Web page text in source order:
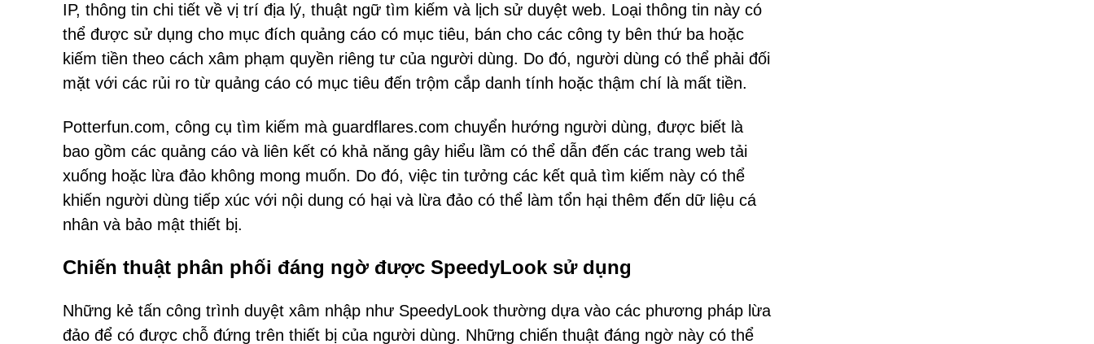
IP, thông tin chi tiết về vị trí địa lý, thuật ngữ tìm kiếm và lịch sử duyệt web. Loại thông tin này có
thể được sử dụng cho mục đích quảng cáo có mục tiêu, bán cho các công ty bên thứ ba hoặc
kiếm tiền theo cách xâm phạm quyền riêng tư của người dùng. Do đó, người dùng có thể phải đối
mặt với các rủi ro từ quảng cáo có mục tiêu đến trộm cắp danh tính hoặc thậm chí là mất tiền.
Potterfun.com, công cụ tìm kiếm mà guardflares.com chuyển hướng người dùng, được biết là
bao gồm các quảng cáo và liên kết có khả năng gây hiểu lầm có thể dẫn đến các trang web tải
xuống hoặc lừa đảo không mong muốn. Do đó, việc tin tưởng các kết quả tìm kiếm này có thể
khiến người dùng tiếp xúc với nội dung có hại và lừa đảo có thể làm tổn hại thêm đến dữ liệu cá
nhân và bảo mật thiết bị.
Chiến thuật phân phối đáng ngờ được SpeedyLook sử dụng
Những kẻ tấn công trình duyệt xâm nhập như SpeedyLook thường dựa vào các phương pháp lừa
đảo để có được chỗ đứng trên thiết bị của người dùng. Những chiến thuật đáng ngờ này có thể